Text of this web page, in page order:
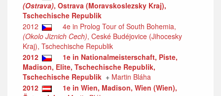
(Ostrava), Ostrava (Moravskoslezsky Kraj),
Tschechische Republik
2012
4e in Prolog Tour of South Bohemia,
(Okolo Jiznich Cech), Ceské Budéjovice (Jihocesky
Kraj), Tschechische Republik
2012
1e in Nationalmeisterschaft, Piste,
Madison, Elite, Tschechische Republik,
Tschechische Republik + Martin Bláha
2012
1e in Wien, Madison, Wien (Wien),